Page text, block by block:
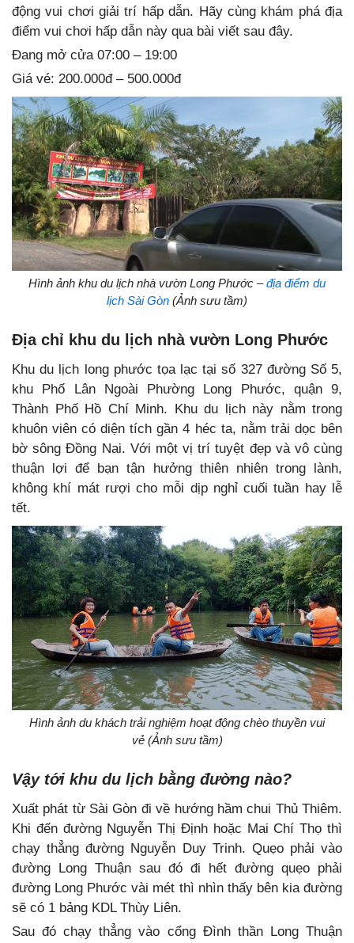
động vui chơi giải trí hấp dẫn. Hãy cùng khám phá địa
điểm vui chơi hấp dẫn này qua bài viết sau đây.
Đang mở cửa07:00 – 19:00
Giá vé: 200.000đ – 500.000đ
Hình ảnh khu du lịch nhà vườn Long Phước –địa điểm du
lịch Sài Gòn (Ảnh sưu tầm)
Địa chỉ khu du lịch nhà vườn Long Phước
Khu du lịch long phước tọa lạc tại số 327 đường Số 5,
khu Phố Lân Ngoài Phường Long Phước, quận 9,
Thành Phố Hồ Chí Minh. Khu du lịch này nằm trong
khuôn viên có diện tích gần 4 héc ta, nằm trải dọc bên
bờ sông Đồng Nai. Với một vị trí tuyệt đẹp và vô cùng
thuận lợi để bạn tận hưởng thiên nhiên trong lành,
không khí mát rượi cho mỗi dịp nghỉ cuối tuần hay lễ
tết.
Hình ảnh du khách trải nghiệm hoạt động chèo thuyền vui
vẻ (Ảnh sưu tầm)
Vậy tới khu du lịch bằng đường nào?
Xuất phát từ Sài Gòn đi về hướng hầm chui Thủ Thiêm.
Khi đến đường Nguyễn Thị Định hoặc Mai Chí Thọ thì
chạy thẳng đường Nguyễn Duy Trinh. Quẹo phải vào
đường Long Thuận sau đó đi hết đường quẹo phải
đường Long Phước vài mét thì nhìn thấy bên kia đường
sẽ có 1 bảng KDL Thùy Liên.
Sau đó chạy thẳng vào cổng Đình thần Long Thuận